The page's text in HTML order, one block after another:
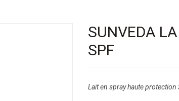
SUNVEDA
SPF
Lait en spray haute protection